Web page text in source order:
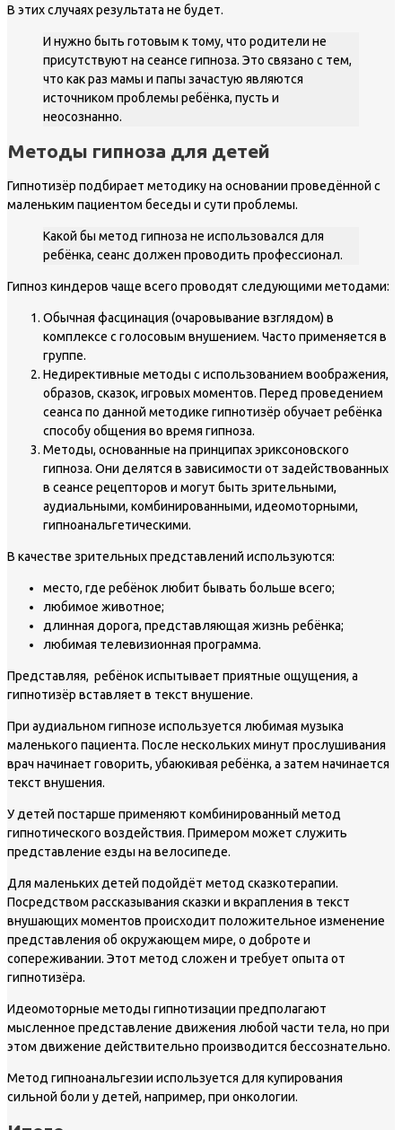
В этих случаях результата не будет.
И нужно быть готовым к тому, что родители не
присутствуют на сеансе гипноза. Это связано с тем,
что как раз мамы и папы зачастую являются
источником проблемы ребёнка, пусть и
неосознанно.
Методы гипноза для детей
Гипнотизёр подбирает методику на основании проведённой с
маленьким пациентом беседы и сути проблемы.
Какой бы метод гипноза не использовался для
ребёнка, сеанс должен проводить профессионал.
Гипноз киндеров чаще всего проводят следующими методами:
Обычная фасцинация (очаровывание взглядом) в
комплексе с голосовым внушением. Часто применяется в
группе.
Недирективные методы с использованием воображения,
образов, сказок, игровых моментов. Перед проведением
сеанса по данной методике гипнотизёр обучает ребёнка
способу общения во время гипноза.
Методы, основанные на принципах эриксоновского
гипноза. Они делятся в зависимости от задействованных
в сеансе рецепторов и могут быть зрительными,
аудиальными, комбинированными, идеомоторными,
гипноанальгетическими.
В качестве зрительных представлений используются:
место, где ребёнок любит бывать больше всего;
любимое животное;
длинная дорога, представляющая жизнь ребёнка;
любимая телевизионная программа.
Представляя, ребёнок испытывает приятные ощущения, а
гипнотизёр вставляет в текст внушение.
При аудиальном гипнозе используется любимая музыка
маленького пациента. После нескольких минут прослушивания
врач начинает говорить, убаюкивая ребёнка, а затем начинается
текст внушения.
У детей постарше применяют комбинированный метод
гипнотического воздействия. Примером может служить
представление езды на велосипеде.
Для маленьких детей подойдёт метод сказкотерапии.
Посредством рассказывания сказки и вкрапления в текст
внушающих моментов происходит положительное изменение
представления об окружающем мире, о доброте и
сопереживании. Этот метод сложен и требует опыта от
гипнотизёра.
Идеомоторные методы гипнотизации предполагают
мысленное представление движения любой части тела, но при
этом движение действительно производится бессознательно.
Метод гипноанальгезии используется для купирования
сильной боли у детей, например, при онкологии.